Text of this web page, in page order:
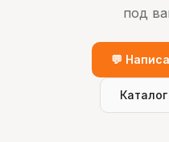
под
💬